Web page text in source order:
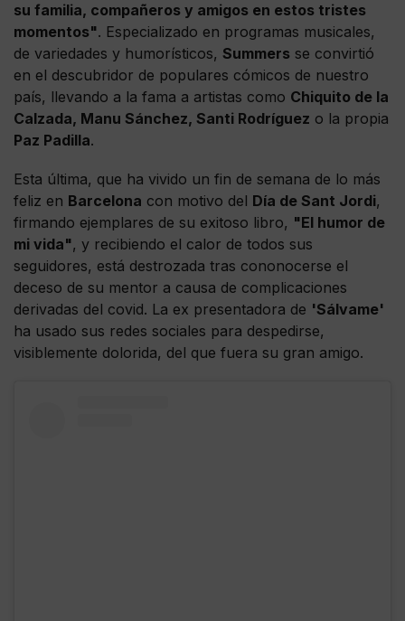
su familia, compañeros y amigos en estos tristes
momentos". Especializado en programas musicales,
de variedades y humorísticos, Summers se convirtió
en el descubridor de populares cómicos de nuestro
país, llevando a la fama a artistas como Chiquito de la
Calzada, Manu Sánchez, Santi Rodríguez o la propia
Paz Padilla.
Esta última, que ha vivido un fin de semana de lo más
feliz en Barcelona con motivo del Día de Sant Jordi,
firmando ejemplares de su exitoso libro, "El humor de
mi vida", y recibiendo el calor de todos sus
seguidores, está destrozada tras cononocerse el
deceso de su mentor a causa de complicaciones
derivadas del covid. La ex presentadora de 'Sálvame'
ha usado sus redes sociales para despedirse,
visiblemente dolorida, del que fuera su gran amigo.